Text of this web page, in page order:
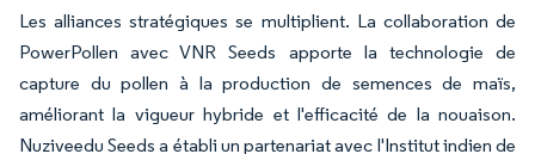
Les alliances stratégiques se multiplient. La collaboration de
PowerPollen avec VNR Seeds apporte la technologie de
capture du pollen à la production de semences de maïs,
améliorant la vigueur hybride et l'efficacité de la nouaison.
Nuziveedu Seeds a établi un partenariat avec l'Institut indien de